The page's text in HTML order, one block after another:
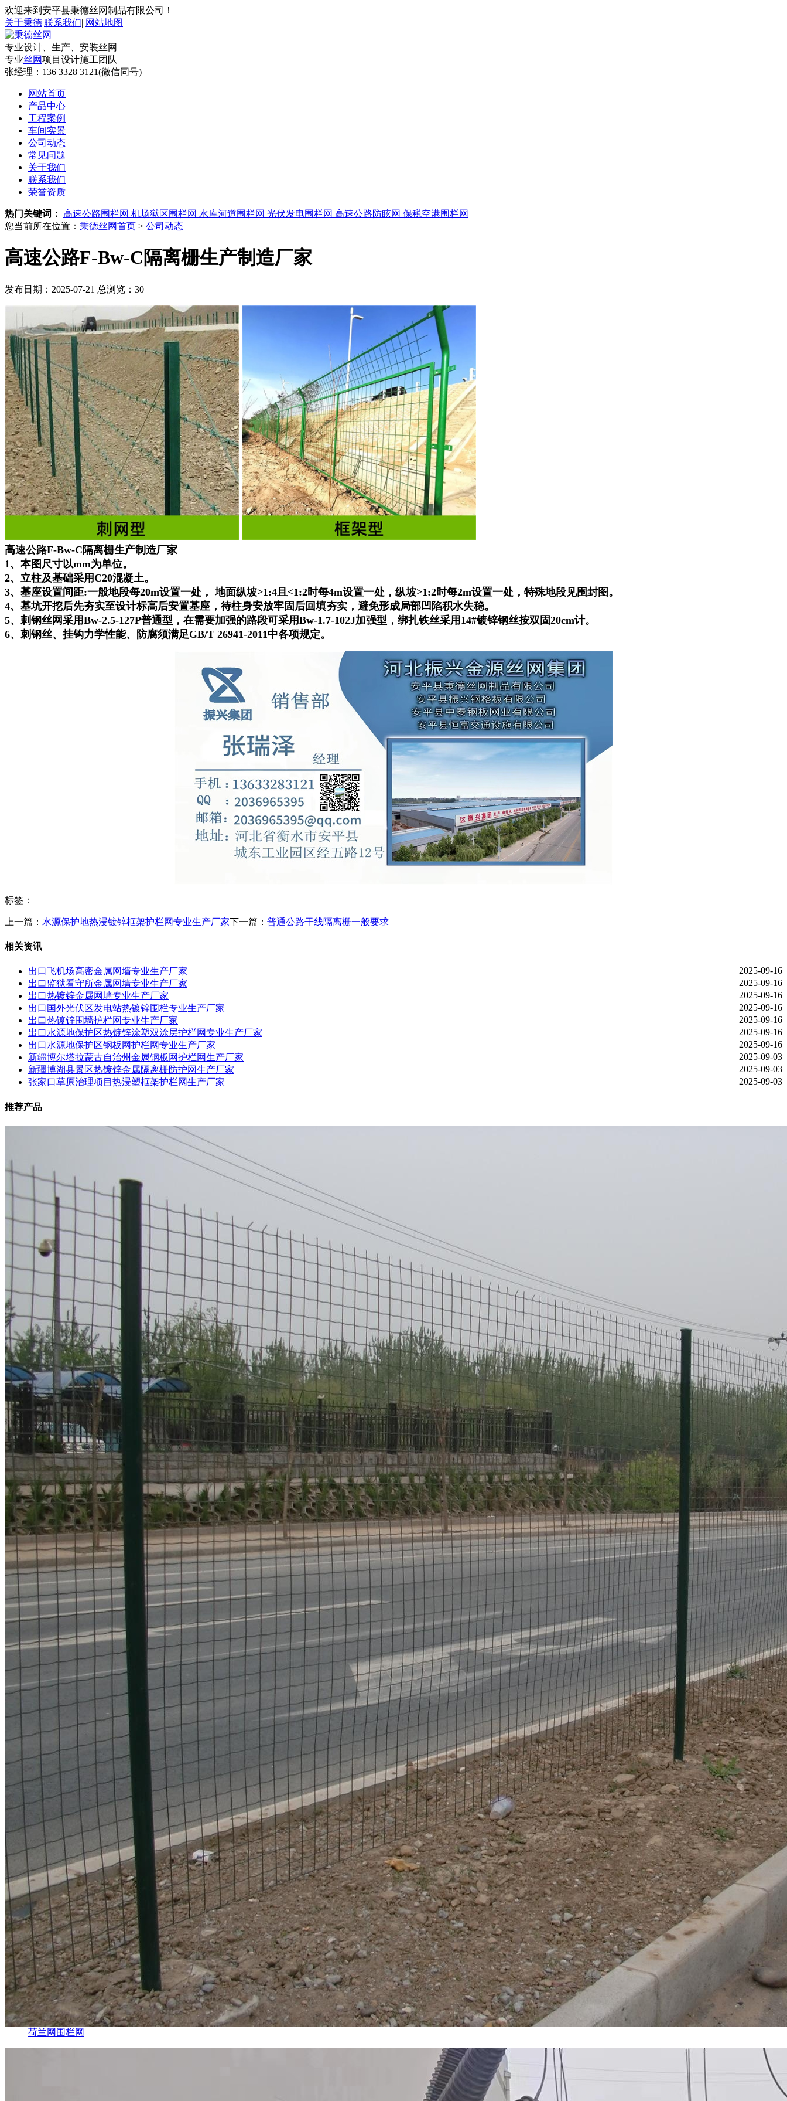
欢迎来到安平县秉德丝网制品有限公司！
关于秉德|联系我们| 网站地图
专业设计、生产、安装丝网
专业丝网项目设计施工团队
张经理： 136 3328 3121(微信同号)
网站首页
产品中心
工程案例
车间实景
公司动态
常见问题
关于我们
联系我们
荣誉资质
热门关键词： 高速公路围栏网 机场狱区围栏网 水库河道围栏网 光伏发电围栏网 高速公路防眩网 保税空港围栏网
您当前所在位置： 秉德丝网首页 > 公司动态
高速公路F-Bw-C隔离栅生产制造厂家
发布日期：2025-07-21 总浏览： 30
高速公路F-Bw-C隔离栅生产制造厂家
1、本图尺寸以mm为单位。
2、立柱及基础采用C20混凝土。
3、基座设置间距:一般地段每20m设置一处， 地面纵坡>1:4且<1:2时每4m设置一处，纵坡>1:2时每2m设置一处，特殊地段见围封图。
4、基坑开挖后先夯实至设计标高后安置基座，待柱身安放牢固后回填夯实，避免形成局部凹陷积水失稳。
5、剌钢丝网采用Bw-2.5-127P普通型，在需要加强的路段可采用Bw-1.7-102J加强型，绑扎铁丝采用14#镀锌钢丝按双固20cm计。
6、刺钢丝、挂钩力学性能、防腐须满足GB/T 26941-2011中各项规定。
标签：
上一篇： 水源保护地热浸镀锌框架护栏网专业生产厂家下一篇： 普通公路干线隔离栅一般要求
相关资讯
2025-09-16
出口飞机场高密金属网墙专业生产厂家
2025-09-16
出口监狱看守所金属网墙专业生产厂家
2025-09-16
出口热镀锌金属网墙专业生产厂家
2025-09-16
出口国外光伏区发电站热镀锌围栏专业生产厂家
2025-09-16
出口热镀锌围墙护栏网专业生产厂家
2025-09-16
出口水源地保护区热镀锌涂塑双涂层护栏网专业生产厂家
2025-09-16
出口水源地保护区钢板网护栏网专业生产厂家
2025-09-03
新疆博尔塔拉蒙古自治州金属钢板网护栏网生产厂家
2025-09-03
新疆博湖县景区热镀锌金属隔离栅防护网生产厂家
2025-09-03
张家口草原治理项目热浸塑框架护栏网生产厂家
推荐产品
荷兰网围栏网